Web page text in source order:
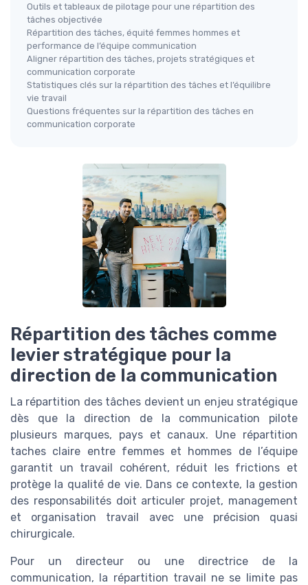
Outils et tableaux de pilotage pour une répartition des
tâches objectivée
Répartition des tâches, équité femmes hommes et
performance de l’équipe communication
Aligner répartition des tâches, projets stratégiques et
communication corporate
Statistiques clés sur la répartition des tâches et l’équilibre
vie travail
Questions fréquentes sur la répartition des tâches en
communication corporate
Répartition des tâches comme
levier stratégique pour la
direction de la communication
La répartition des tâches devient un enjeu stratégique
dès que la direction de la communication pilote
plusieurs marques, pays et canaux. Une répartition
taches claire entre femmes et hommes de l’équipe
garantit un travail cohérent, réduit les frictions et
protège la qualité de vie. Dans ce contexte, la gestion
des responsabilités doit articuler projet, management
et organisation travail avec une précision quasi
chirurgicale.
Pour un directeur ou une directrice de la
communication, la répartition travail ne se limite pas